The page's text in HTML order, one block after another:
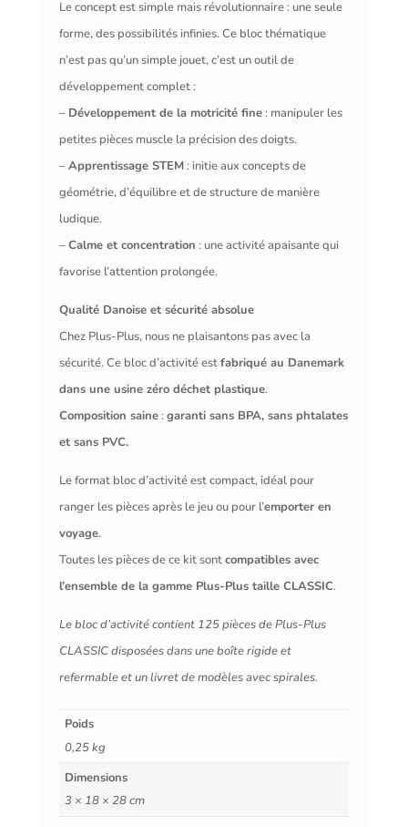
Le concept est simple mais révolutionnaire : une seule
forme, des possibilités infinies. Ce bloc thématique
n’est pas qu’un simple jouet, c’est un outil de
développement complet :
– Développement de la motricité fine: manipuler les
petites pièces muscle la précision des doigts.
–Apprentissage STEM: initie aux concepts de
géométrie, d’équilibre et de structure de manière
ludique.
–Calme et concentration : une activité apaisante qui
favorise l’attention prolongée.
Qualité Danoise et sécurité absolue
Chez Plus-Plus, nous ne plaisantons pas avec la
sécurité. Ce bloc d’activité estfabriqué au Danemark
dans une usine zéro déchet plastique.
Composition saine:garanti sans BPA, sans phtalates
et sans PVC.
Le format bloc d’activité est compact, idéal pour
ranger les pièces après le jeu ou pour l’emporter en
voyage.
Toutes les pièces de ce kit sontcompatibles avec
l’ensemble de la gamme Plus-Plus taille CLASSIC.
Le bloc d’activité contient 125 pièces de Plus-Plus
CLASSIC disposées dans une boîte rigide et
refermable et un livret de modèles avec spirales.
Poids
0,25 kg
Dimensions
3 × 18 × 28 cm